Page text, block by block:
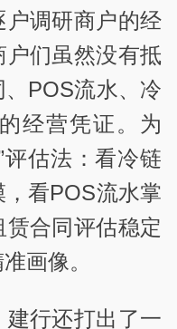
户调研商户的经
们虽然没有抵
POS流水、冷
经营凭证。为
评估法：看冷链
看POS流水掌
合同评估稳定
画像。
行还打出了一